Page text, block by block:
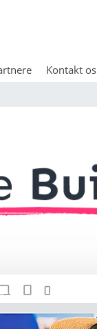
Kontakt os